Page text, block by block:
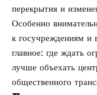
перекрытия и
Особенно
к госучреждениям и
главное: где ждать
лучше объехать
общественного